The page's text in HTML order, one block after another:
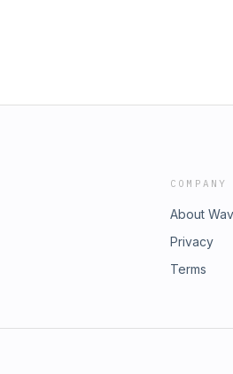
COMPANY
About
Privacy
Terms